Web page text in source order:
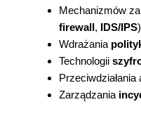
Mechanizmów
firewall, IDS/IPS)
Wdrażania
Technologii
Zarządzania